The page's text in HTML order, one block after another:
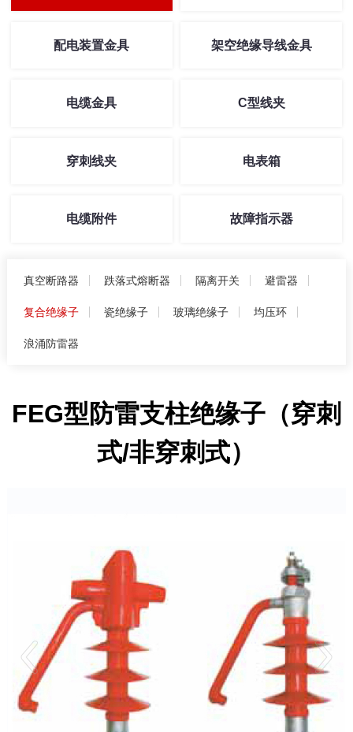
配电装置金具 架空绝缘导线金具
电缆金具 C型线夹
穿刺线夹 电表箱
电缆附件 故障指示器
真空断路器 跌落式熔断器 隔离开关 避雷器
复合绝缘子 瓷绝缘子 玻璃绝缘子 均压环
浪涌防雷器
FEG型防雷支柱绝缘子（穿刺
式/非穿刺式）